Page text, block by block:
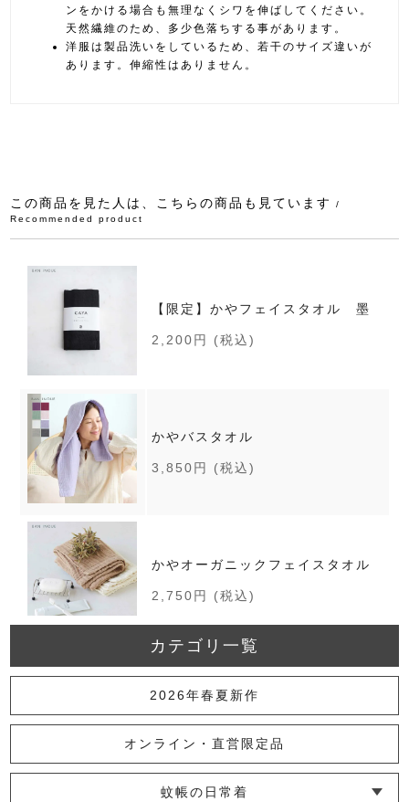
ンをかける場合も無理なくシワを伸ばしてください。
天然繊維のため、多少色落ちする事があります。
洋服は製品洗いをしているため、若干のサイズ違いが
あります。伸縮性はありません。
この商品を見た人は、こちらの商品も見ています
/
Recommended product
【限定】かやフェイスタオル 墨
2,200円 (税込)
かやバスタオル
3,850円 (税込)
かやオーガニックフェイスタオル
2,750円 (税込)
かやキノミハンドタオル
1,320円 (税込)
カテゴリ一覧
2026年春夏新作
オンライン・直営限定品
蚊帳の日常着